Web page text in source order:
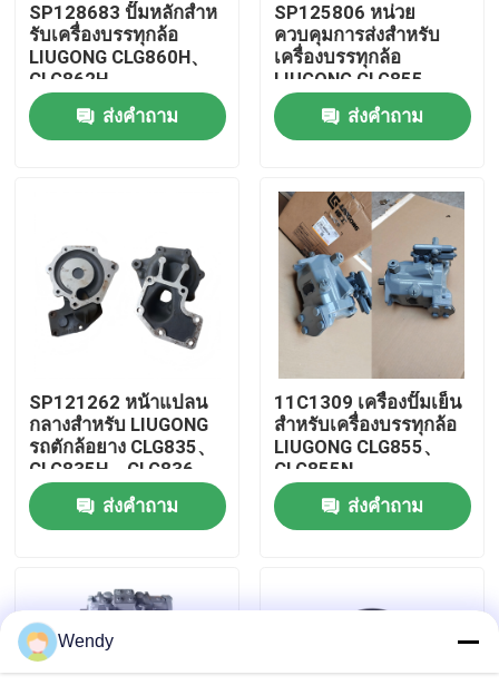
บ้าน
สินค้า
เกี่ยวกับเรา
ทัวร์โรงงาน
ควบคุมคุณภาพ
ติดต่อเรา
กรณี
SP128683 ปั๊มหลักสําห
รับเครื่องบรรทุกล้อ
LIUGONG CLG860H、
CLG862H、
CLG862N、
CLG870H、CLG888、
CLG890H、ZL50CN、
ส่งคำถาม
SP125806 หน่วย
ควบคุมการส่งสําหรับ
เครื่องบรรทุกล้อ
LIUGONG CLG855、
CLG856、CLG850H、
ZL50CN、ZL50CNX、
CLG860H、
CLG862N、
CLG870H、CLG888、
CLG890H
ส่งคำถาม
SP121262 หน้าแปลน
กลางสำหรับ LIUGONG
รถตักล้อยาง CLG835、
CLG835H、CLG836、
CLG836H、ZL30E、
CLG855、CLG862H、
CLG870H
ส่งคำถาม
11C1309 เครื่องปั๊มเย็น
สําหรับเครื่องบรรทุกล้อ
LIUGONG CLG855、
CLG855N、
CLG855H、CLG856、
CLG850H、CLG860H
ส่งคำถาม
Wendy